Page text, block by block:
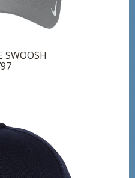
SWOOSH